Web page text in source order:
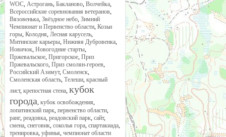
WOC, Астрогань, Бакланово, Волчейка,
Всероссийские соревнования ветеранов,
Вязовенька, Звёздное небо, Зимний
Чемпионат и Первенство области, Козьи
горы, Колодня, Лесная карусель,
Митинские карьеры, Нижняя Дубровенка,
Новичок, Новогодние старты,
Пржевальское, Пригорское, Приз
Пржевальского, Приз смолян-героев,
Российский Азимут, Смоленск,
Смоленская область, Телеши, красный
лист, крепостная стена, кубок
города, кубок освобождения,
лопатинский парк, первенство области,
ранг, реадовка, реадовский парк, сайт,
смена, снеговик, соколья гора, спартакиада,
тренировка, уфинья, чемпионат области